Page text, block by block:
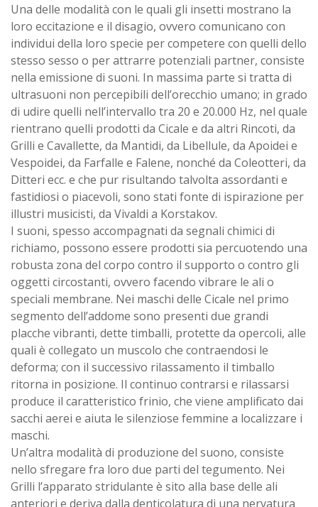
Una delle modalità con le quali gli insetti mostrano la
loro eccitazione e il disagio, ovvero comunicano con
individui della loro specie per competere con quelli dello
stesso sesso o per attrarre potenziali partner, consiste
nella emissione di suoni. In massima parte si tratta di
ultrasuoni non percepibili dell’orecchio umano; in grado
di udire quelli nell’intervallo tra 20 e 20.000 Hz, nel quale
rientrano quelli prodotti da Cicale e da altri Rincoti, da
Grilli e Cavallette, da Mantidi, da Libellule, da Apoidei e
Vespoidei, da Farfalle e Falene, nonché da Coleotteri, da
Ditteri ecc. e che pur risultando talvolta assordanti e
fastidiosi o piacevoli, sono stati fonte di ispirazione per
illustri musicisti, da Vivaldi a Korstakov.
I suoni, spesso accompagnati da segnali chimici di
richiamo, possono essere prodotti sia percuotendo una
robusta zona del corpo contro il supporto o contro gli
oggetti circostanti, ovvero facendo vibrare le ali o
speciali membrane. Nei maschi delle Cicale nel primo
segmento dell’addome sono presenti due grandi
placche vibranti, dette timballi, protette da opercoli, alle
quali è collegato un muscolo che contraendosi le
deforma; con il successivo rilassamento il timballo
ritorna in posizione. Il continuo contrarsi e rilassarsi
produce il caratteristico frinio, che viene amplificato dai
sacchi aerei e aiuta le silenziose femmine a localizzare i
maschi.
Un’altra modalità di produzione del suono, consiste
nello sfregare fra loro due parti del tegumento. Nei
Grilli l’apparato stridulante è sito alla base delle ali
anteriori e deriva dalla denticolatura di una nervatura